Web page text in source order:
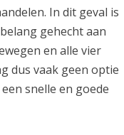
In dit geval is
gehecht aan
en alle vier
dus vaak geen optie
snelle en goede